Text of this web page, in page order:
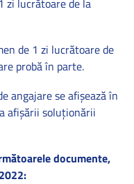
zi lucrătoare de la
de 1 zi lucrătoare de
probă în parte.
angajare se afișează în
afișării soluționării
documente,